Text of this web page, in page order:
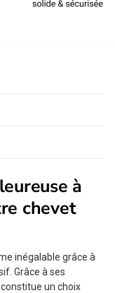
à
chevet
inégalable grâce à
Grâce à ses
constitue un choix